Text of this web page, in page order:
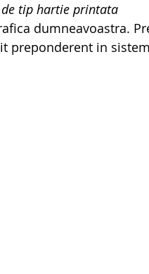
tip hartie printata
dumneavoastra.
preponderent in